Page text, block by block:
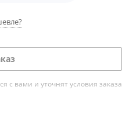
с вами и уточнят условия заказа